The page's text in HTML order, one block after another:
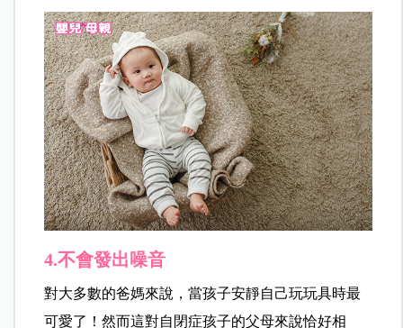
4.不會發出噪音
對大多數的爸媽來說，當孩子安靜自己玩玩具時最
可愛了！然而這對自閉症孩子的父母來說恰好相